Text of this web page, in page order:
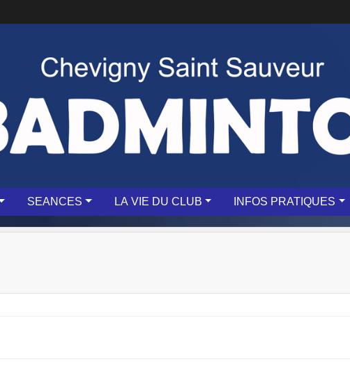
SEANCES LA VIE DU CLUB INFOS PRATIQUES